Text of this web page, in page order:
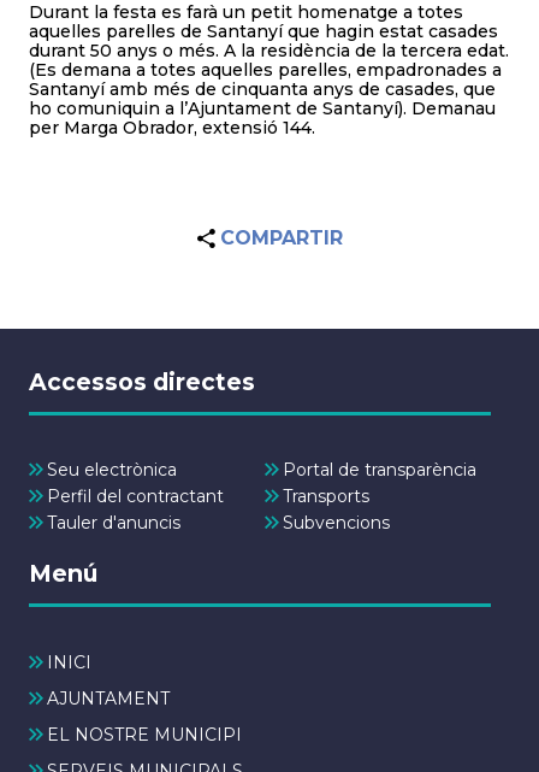
Durant la festa es farà un petit homenatge a totes
aquelles parelles de Santanyí que hagin estat casades
durant 50 anys o més. A la residència de la tercera edat.
(Es demana a totes aquelles parelles, empadronades a
Santanyí amb més de cinquanta anys de casades, que
ho comuniquin a l’Ajuntament de Santanyí). Demanau
per Marga Obrador, extensió 144.
COMPARTIR
Accessos directes
Seu electrònica
Portal de transparència
Perfil del contractant
Transports
Tauler d'anuncis
Subvencions
Menú
INICI
AJUNTAMENT
EL NOSTRE MUNICIPI